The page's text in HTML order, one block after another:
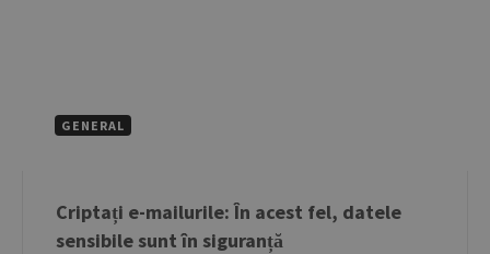
GENERAL
Criptați e-mailurile: În acest fel, datele
sensibile sunt în siguranță